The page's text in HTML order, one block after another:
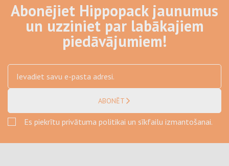
Abonējiet Hippopack jaunumus
un uzziniet par labākajiem
piedāvājumiem!
ABONĒT
Es piekrītu privātuma politikai un sīkfailu izmantošanai.